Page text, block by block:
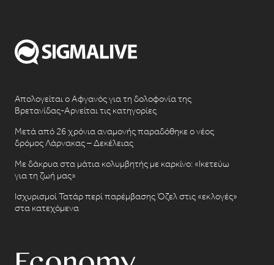
Απολογείται ο Αφγανός για τη δολοφονία της
Βρετανίδας-Αρνείται τις κατηγορίες
Μετά από 26 χρόνια αναμονής παραδόθηκε ο νέος
δρόμος Λάρνακας – Δεκέλειας
Με δάκρυα στα μάτια κολυμβητής με καρκίνο: «Ικετεύω
για τη ζωή μας»
Ισχυρισμοί Τατάρ περί παρέμβασης Όζελ στις «εκλογές»
στα κατεχόμενα